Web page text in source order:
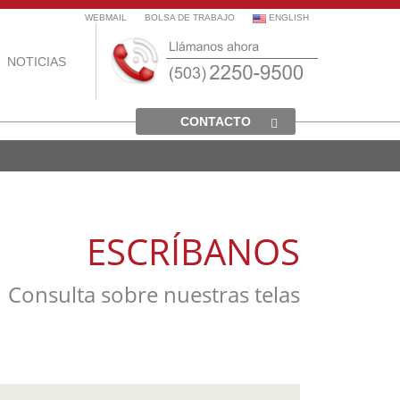
WEBMAIL BOLSA DE TRABAJO ENGLISH
NOTICIAS
CONTACTO
ESCRÍBANOS
Consulta sobre nuestras telas